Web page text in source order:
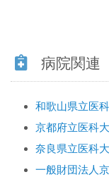
病院関連
和歌山県立医
京都府立医科
奈良県立医科
一般財団法人